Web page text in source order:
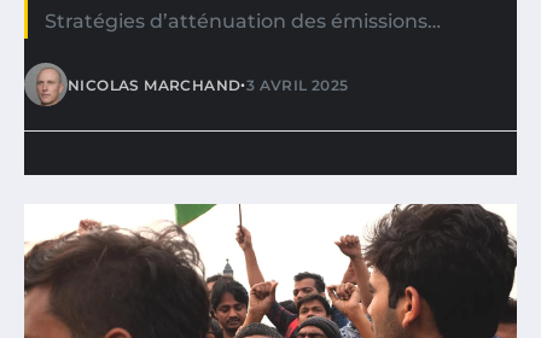
Stratégies d’atténuation des émissions…
NICOLAS MARCHAND•3 AVRIL 2025